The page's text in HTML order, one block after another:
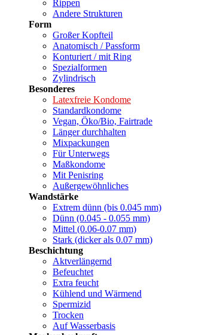
Rippen
Andere Strukturen
Form
Großer Kopfteil
Anatomisch / Passform
Konturiert / mit Ring
Spezialformen
Zylindrisch
Besonderes
Latexfreie Kondome
Standardkondome
Vegan, Öko/Bio, Fairtrade
Länger durchhalten
Mixpackungen
Für Unterwegs
Maßkondome
Mit Penisring
Außergewöhnliches
Wandstärke
Extrem dünn (bis 0.045 mm)
Dünn (0.045 - 0.055 mm)
Mittel (0.06-0.07 mm)
Stark (dicker als 0.07 mm)
Beschichtung
Aktverlängernd
Befeuchtet
Extra feucht
Kühlend und Wärmend
Spermizid
Trocken
Auf Wasserbasis